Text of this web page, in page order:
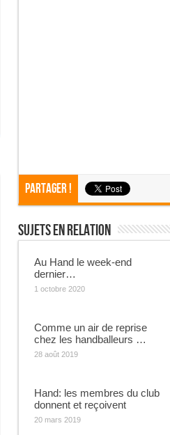
Partager !
Sujets En Relation
Au Hand le week-end
dernier…
1 octobre 2020
Comme un air de reprise
chez les handballeurs …
28 août 2019
Hand: les membres du club
donnent et reçoivent
20 mars 2019